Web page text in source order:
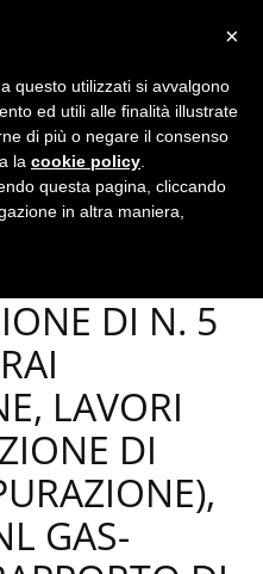
DI
DI N. 5
LAVORI
DI
GAS-
×
questo utilizzati si avvalgono
ed utili alle finalità illustrate
di più o negare il consenso
la cookie policy
questa pagina, cliccando
in altra maniera,